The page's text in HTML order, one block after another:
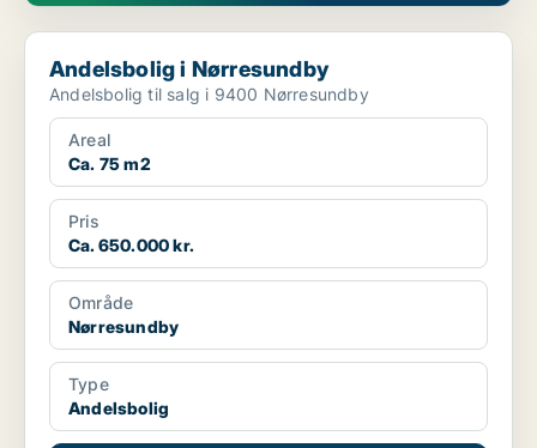
Andelsbolig i Nørresundby
Andelsbolig i Nørresundby
Andelsbolig til salg i 9400 Nørresundby
Areal
Ca. 75 m2
Pris
Ca. 650.000 kr.
Område
Nørresundby
Type
Andelsbolig